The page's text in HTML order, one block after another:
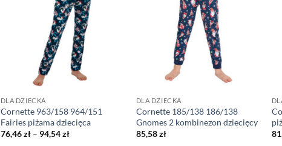
DLA DZIECKA
Cornette 963/158 964/151
Fairies piżama dziecięca
76,46zł – 94,54złZakres
DLA DZIECKA
Cornette 185/138 186/138
Gnomes 2 kombinezon dziecięcy
85,58zł